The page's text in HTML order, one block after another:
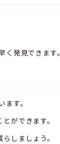
発見できます。
す。
ができます。
しましょう。